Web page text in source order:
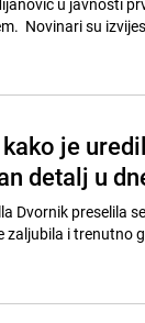
Novinari su
je
detalj u
Dvornik preselila
zaljubila i trenutno